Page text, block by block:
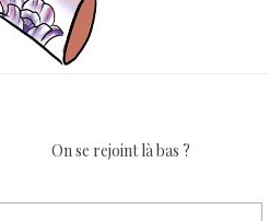
On se rejoint là bas ?